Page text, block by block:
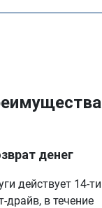
денег
действует 14-ти
драйв, в течение